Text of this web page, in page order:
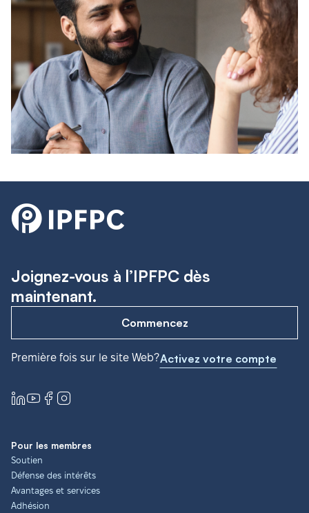
Joignez-vous à l’IPFPC dès
maintenant.
Commencez
Première fois sur le site Web?Activez votre compte
Pour les membres
Soutien
Défense des intérêts
Avantages et services
Adhésion